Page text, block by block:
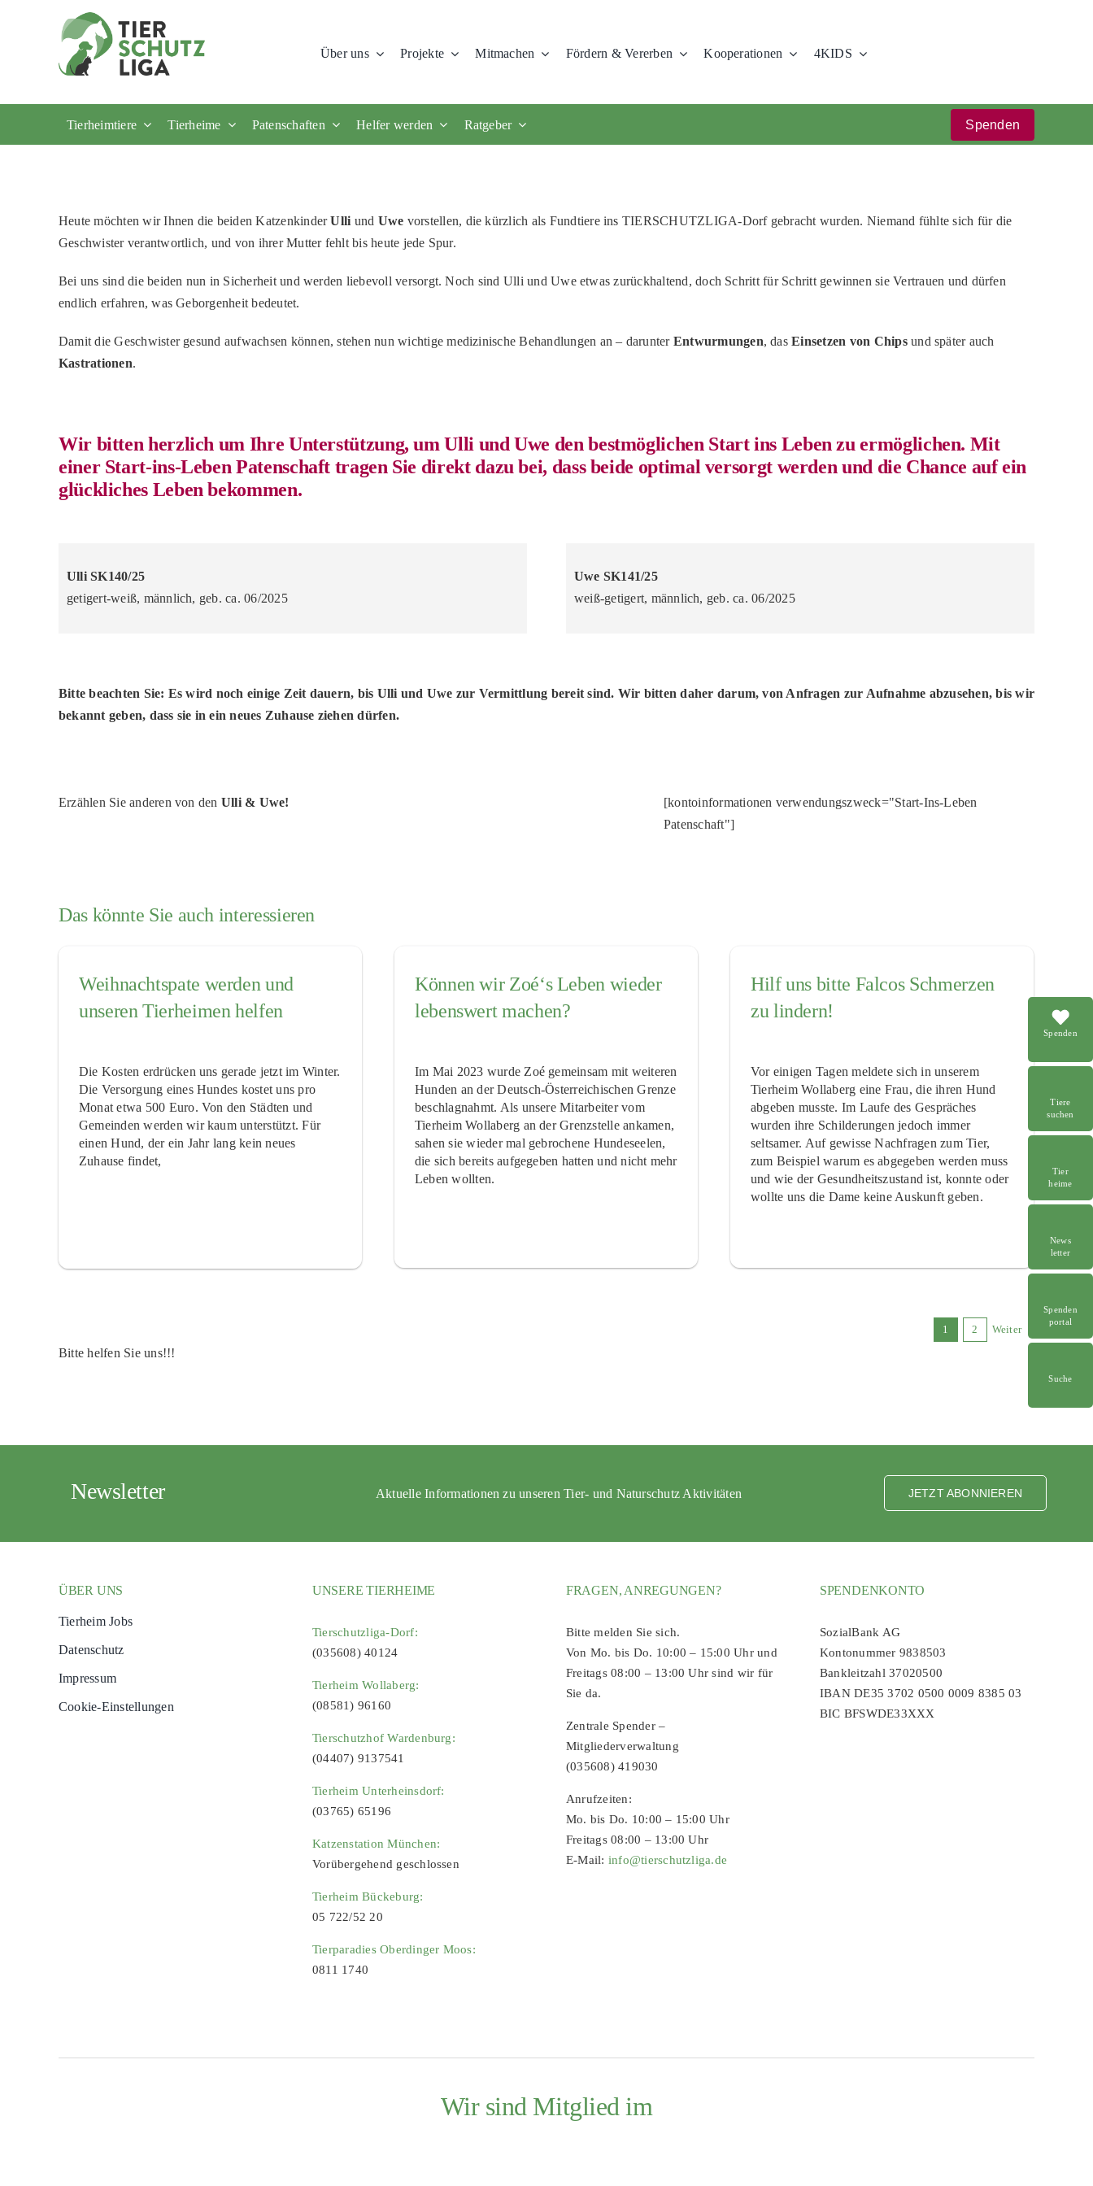
Über uns Projekte Mitmachen Fördern & Vererben Kooperationen 4KIDS
Tierheimtiere Tierheime Patenschaften Helfer werden Ratgeber Spenden
Spenden
Tiere
suchen
Tier
heime
News
letter
Spenden
portal
Suche
Heute möchten wir Ihnen die beiden KatzenkinderUlli und Uwe vorstellen, die kürzlich als Fundtiere ins TIERSCHUTZLIGA-Dorf gebracht wurden. Niemand fühlte sich für die
Geschwister verantwortlich, und von ihrer Mutter fehlt bis heute jede Spur.
Bei uns sind die beiden nun in Sicherheit und werden liebevoll versorgt. Noch sind Ulli und Uwe etwas zurückhaltend, doch Schritt für Schritt gewinnen sie Vertrauen und dürfen
endlich erfahren, was Geborgenheit bedeutet.
Damit die Geschwister gesund aufwachsen können, stehen nun wichtige medizinische Behandlungen an – darunter Entwurmungen, dasEinsetzen von Chipsund später auch
Kastrationen.
Wir bitten herzlich um Ihre Unterstützung, um Ulli und Uwe den bestmöglichen Start ins Leben zu ermöglichen. Mit
einer Start-ins-Leben Patenschaft tragen Sie direkt dazu bei, dass beide optimal versorgt werden und die Chance auf ein
glückliches Leben bekommen.
Ulli SK140/25
getigert-weiß, männlich, geb. ca. 06/2025
Uwe SK141/25
weiß-getigert, männlich, geb. ca. 06/2025
Bitte beachten Sie: Es wird noch einige Zeit dauern, bis Ulli und Uwe zur Vermittlung bereit sind. Wir bitten daher darum, von Anfragen zur Aufnahme abzusehen, bis wir
bekannt geben, dass sie in ein neues Zuhause ziehen dürfen.
Erzählen Sie anderen von den Ulli & Uwe!
[kontoinformationen verwendungszweck="Start-Ins-Leben
Patenschaft"]
Das könnte Sie auch interessieren
Weihnachtspate werden und
unseren Tierheimen helfen
Die Kosten erdrücken uns gerade jetzt im Winter.
Die Versorgung eines Hundes kostet uns pro
Monat etwa 500 Euro. Von den Städten und
Gemeinden werden wir kaum unterstützt. Für
einen Hund, der ein Jahr lang kein neues
Zuhause findet,
Können wir Zoé‘s Leben wieder
lebenswert machen?
Im Mai 2023 wurde Zoé gemeinsam mit weiteren
Hunden an der Deutsch-Österreichischen Grenze
beschlagnahmt. Als unsere Mitarbeiter vom
Tierheim Wollaberg an der Grenzstelle ankamen,
sahen sie wieder mal gebrochene Hundeseelen,
die sich bereits aufgegeben hatten und nicht mehr
Leben wollten.
Hilf uns bitte Falcos Schmerzen
zu lindern!
Vor einigen Tagen meldete sich in unserem
Tierheim Wollaberg eine Frau, die ihren Hund
abgeben musste. Im Laufe des Gespräches
wurden ihre Schilderungen jedoch immer
seltsamer. Auf gewisse Nachfragen zum Tier,
zum Beispiel warum es abgegeben werden muss
und wie der Gesundheitszustand ist, konnte oder
wollte uns die Dame keine Auskunft geben.
1 2 Weiter
Bitte helfen Sie uns!!!
Newsletter Aktuelle Informationen zu unseren Tier- und Naturschutz Aktivitäten JETZT ABONNIEREN
ÜBER UNS
Tierheim Jobs
Datenschutz
Impressum
Cookie-Einstellungen
UNSERE TIERHEIME
Tierschutzliga-Dorf:
(035608) 40124
Tierheim Wollaberg:
(08581) 96160
Tierschutzhof Wardenburg:
(04407) 9137541
Tierheim Unterheinsdorf:
(03765) 65196
Katzenstation München:
Vorübergehend geschlossen
Tierheim Bückeburg:
05 722/52 20
Tierparadies Oberdinger Moos:
0811 1740
FRAGEN, ANREGUNGEN?
Bitte melden Sie sich.
Von Mo. bis Do. 10:00 – 15:00 Uhr und
Freitags 08:00 – 13:00 Uhr sind wir für
Sie da.
Zentrale Spender –
Mitgliederverwaltung
(035608) 419030
Anrufzeiten:
Mo. bis Do. 10:00 – 15:00 Uhr
Freitags 08:00 – 13:00 Uhr
E-Mail: info@tierschutzliga.de
SPENDENKONTO
SozialBank AG
Kontonummer 9838503
Bankleitzahl 37020500
IBAN DE35 3702 0500 0009 8385 03
BIC BFSWDE33XXX
Wir sind Mitglied im